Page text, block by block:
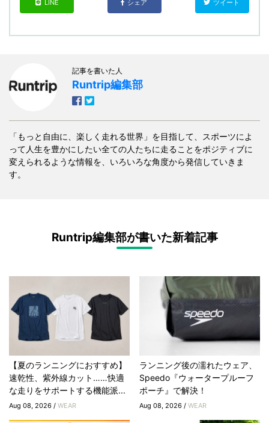
LINE シェア ツイート
記事を書いた人
Runtrip編集部
「もっと自由に、楽しく走れる世界」を目指して、スポーツによ
って人生を豊かにしたい全ての人たちに走ることをポジティブに
変えられるような情報を、いろいろな角度から発信していきま
す。
Runtrip編集部が書いた新着記事
【夏のランニングにおすすめ】
速乾性、紫外線カット……快適
な走りをサポートする機能派...
Aug 08, 2026 / WEAR
ランニング後の濡れたウェア、
Speedo『ウォータープルーフ
ポーチ』で解決！
Aug 08, 2026 /WEAR